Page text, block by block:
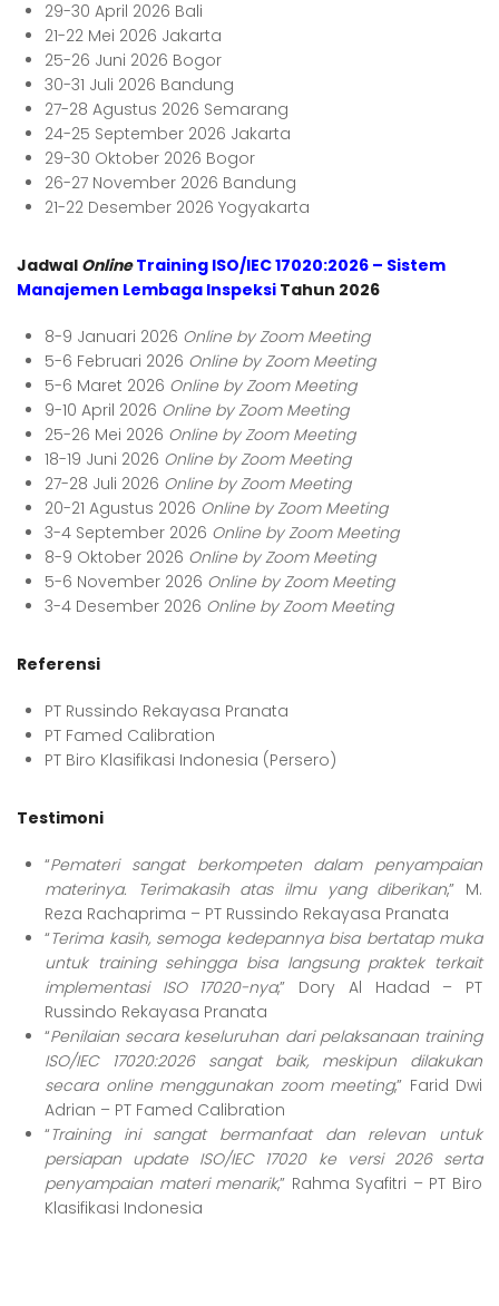
29-30 April 2026 Bali
21-22 Mei 2026 Jakarta
25-26 Juni 2026 Bogor
30-31 Juli 2026 Bandung
27-28 Agustus 2026 Semarang
24-25 September 2026 Jakarta
29-30 Oktober 2026 Bogor
26-27 November 2026 Bandung
21-22 Desember 2026 Yogyakarta
Jadwal OnlineTraining ISO/IEC 17020:2026 – Sistem
Manajemen Lembaga Inspeksi Tahun 2026
8-9 Januari 2026 Online by Zoom Meeting
5-6 Februari 2026 Online by Zoom Meeting
5-6 Maret 2026 Online by Zoom Meeting
9-10 April 2026 Online by Zoom Meeting
25-26 Mei 2026 Online by Zoom Meeting
18-19 Juni 2026 Online by Zoom Meeting
27-28 Juli 2026 Online by Zoom Meeting
20-21 Agustus 2026 Online by Zoom Meeting
3-4 September 2026 Online by Zoom Meeting
8-9 Oktober 2026 Online by Zoom Meeting
5-6 November 2026 Online by Zoom Meeting
3-4 Desember 2026 Online by Zoom Meeting
Referensi
PT Russindo Rekayasa Pranata
PT Famed Calibration
PT Biro Klasifikasi Indonesia (Persero)
Testimoni
“Pemateri sangat berkompeten dalam penyampaian
materinya. Terimakasih atas ilmu yang diberikan,” M.
Reza Rachaprima – PT Russindo Rekayasa Pranata
“Terima kasih, semoga kedepannya bisa bertatap muka
untuk training sehingga bisa langsung praktek terkait
implementasi ISO 17020-nya,” Dory Al Hadad – PT
Russindo Rekayasa Pranata
“Penilaian secara keseluruhan dari pelaksanaan training
ISO/IEC 17020:2026 sangat baik, meskipun dilakukan
secara online menggunakan zoom meeting,” Farid Dwi
Adrian – PT Famed Calibration
“Training ini sangat bermanfaat dan relevan untuk
persiapan update ISO/IEC 17020 ke versi 2026 serta
penyampaian materi menarik,” Rahma Syafitri – PT Biro
Klasifikasi Indonesia